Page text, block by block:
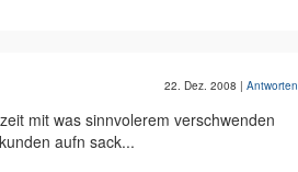
22. Dez. 2008 | Antworten
mit was sinnvolerem verschwenden
aufn sack...